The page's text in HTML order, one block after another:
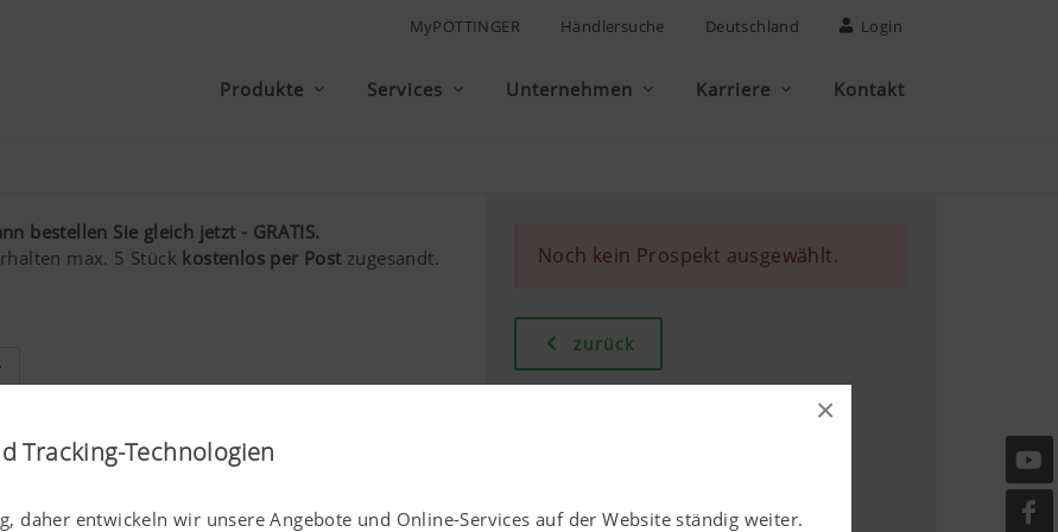
×
Tracking-Technologien
daher entwickeln wir unsere Angebote und Online-Services auf der Website ständig weiter.
MyPÖTTINGER Händlersuche Deutschland Login
Produkte Services Unternehmen Karriere Kontakt
bestellen Sie gleich jetzt - GRATIS.
max. 5 Stück kostenlos per Postzugesandt. Noch kein Prospekt ausgewählt.
zurück